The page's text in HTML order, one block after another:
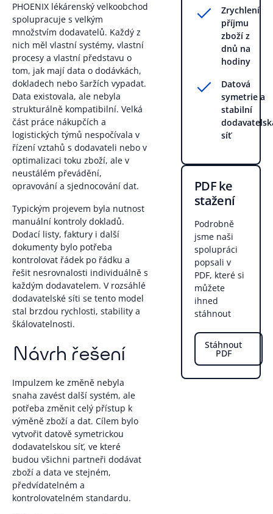
PHOENIX lékárenský velkoobchod
spolupracuje s velkým
množstvím dodavatelů. Každý z
nich měl vlastní systémy, vlastní
procesy a vlastní představu o
tom, jak mají data o dodávkách,
dokladech nebo šaržích vypadat.
Data existovala, ale nebyla
strukturálně kompatibilní. Velká
část práce nákupčích a
logistických týmů nespočívala v
řízení vztahů s dodavateli nebo v
optimalizaci toku zboží, ale v
neustálém převádění,
opravování a sjednocování dat.
Typickým projevem byla nutnost
manuální kontroly dokladů.
Dodací listy, faktury i další
dokumenty bylo potřeba
kontrolovat řádek po řádku a
řešit nesrovnalosti individuálně s
každým dodavatelem. V rozsáhlé
dodavatelské síti se tento model
stal brzdou rychlosti, stability a
škálovatelnosti.
Návrh řešení
Impulzem ke změně nebyla
snaha zavést další systém, ale
potřeba změnit celý přístup k
výměně zboží a dat. Cílem bylo
vytvořit datově symetrickou
dodavatelskou síť, ve které
budou všichni partneři dodávat
zboží a data ve stejném,
předvídatelném a
kontrolovatelném standardu.
Zrychlení
příjmu
zboží z
dnů na
hodiny
Datová
symetrie a
stabilní
síť
PDF ke
stažení
Podrobně
jsme naši
spolupráci
popsali v
PDF, které si
můžete
ihned
stáhnout
Stáhnout
PDF